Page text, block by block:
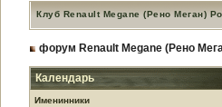
Клуб Renault Megane (Рено Меган)
форум Renault Megane (Рено
Календарь
Именинники